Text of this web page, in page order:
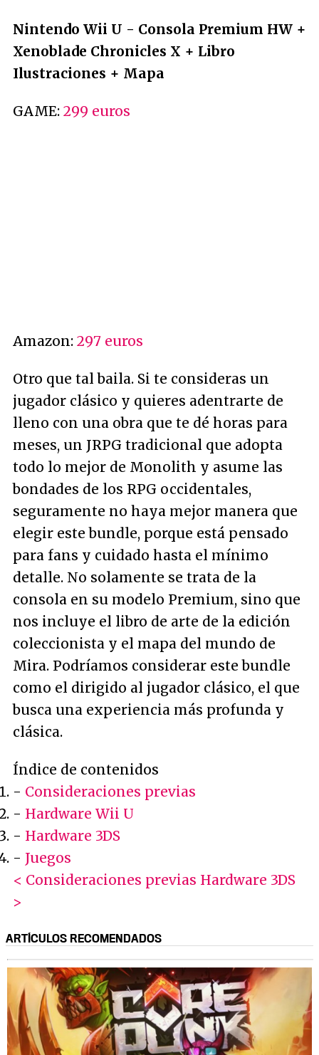
Nintendo Wii U - Consola Premium HW +
Xenoblade Chronicles X + Libro
Ilustraciones + Mapa
GAME: 299 euros
Amazon: 297 euros
Otro que tal baila. Si te consideras un
jugador clásico y quieres adentrarte de
lleno con una obra que te dé horas para
meses, un JRPG tradicional que adopta
todo lo mejor de Monolith y asume las
bondades de los RPG occidentales,
seguramente no haya mejor manera que
elegir este bundle, porque está pensado
para fans y cuidado hasta el mínimo
detalle. No solamente se trata de la
consola en su modelo Premium, sino que
nos incluye el libro de arte de la edición
coleccionista y el mapa del mundo de
Mira. Podríamos considerar este bundle
como el dirigido al jugador clásico, el que
busca una experiencia más profunda y
clásica.
Índice de contenidos
- Consideraciones previas
- Hardware Wii U
- Hardware 3DS
- Juegos
< Consideraciones previas Hardware 3DS
>
ARTÍCULOS RECOMENDADOS